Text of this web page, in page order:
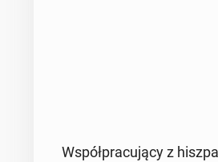
Współ­pra­cu­ją­cy z